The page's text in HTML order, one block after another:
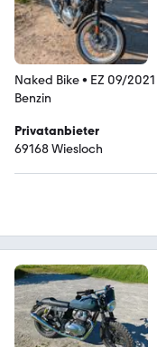
Naked Bike• EZ 09/2021
Benzin
Privatanbieter
69168 Wiesloch